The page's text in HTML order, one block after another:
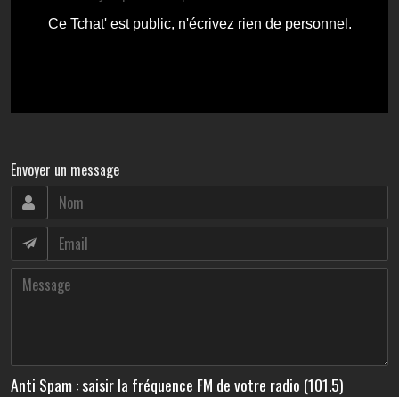
Envoyer un message
Anti Spam : saisir la fréquence FM de votre radio (101.5)